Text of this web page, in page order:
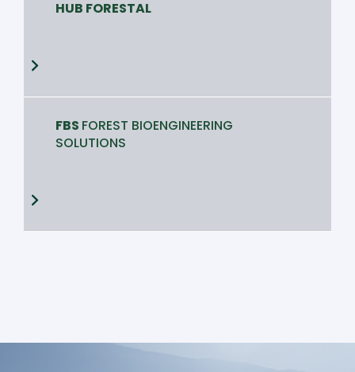
HUB FORESTAL
FBS FOREST BIOENGINEERING
SOLUTIONS